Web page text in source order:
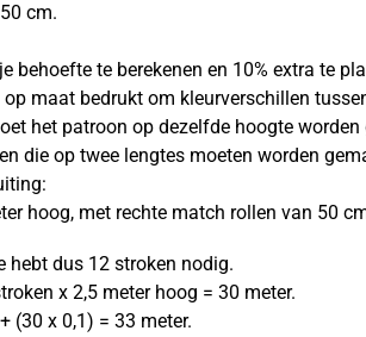
cm.
behoefte te berekenen en 10% extra te
maat bedrukt om kleurverschillen
het patroon op dezelfde hoogte
die op twee lengtes moeten worden
hoog, met rechte match rollen van 50
hebt dus 12 stroken nodig.
x 2,5 meter hoog = 30 meter.
(30 x 0,1) = 33 meter.